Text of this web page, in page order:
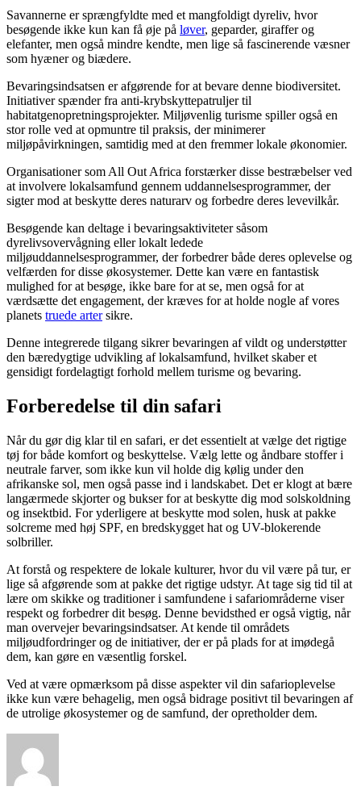
Savannerne er sprængfyldte med et mangfoldigt dyreliv, hvor
besøgende ikke kun kan få øje på løver, geparder, giraffer og
elefanter, men også mindre kendte, men lige så fascinerende væsner
som hyæner og biædere.
Bevaringsindsatsen er afgørende for at bevare denne biodiversitet.
Initiativer spænder fra anti-krybskyttepatruljer til
habitatgenopretningsprojekter. Miljøvenlig turisme spiller også en
stor rolle ved at opmuntre til praksis, der minimerer
miljøpåvirkningen, samtidig med at den fremmer lokale økonomier.
Organisationer som All Out Africa forstærker disse bestræbelser ved
at involvere lokalsamfund gennem uddannelsesprogrammer, der
sigter mod at beskytte deres naturarv og forbedre deres levevilkår.
Besøgende kan deltage i bevaringsaktiviteter såsom
dyrelivsovervågning eller lokalt ledede
miljøuddannelsesprogrammer, der forbedrer både deres oplevelse og
velfærden for disse økosystemer. Dette kan være en fantastisk
mulighed for at besøge, ikke bare for at se, men også for at
værdsætte det engagement, der kræves for at holde nogle af vores
planets truede artersikre.
Denne integrerede tilgang sikrer bevaringen af vildt og understøtter
den bæredygtige udvikling af lokalsamfund, hvilket skaber et
gensidigt fordelagtigt forhold mellem turisme og bevaring.
Forberedelse til din safari
Når du gør dig klar til en safari, er det essentielt at vælge det rigtige
tøj for både komfort og beskyttelse. Vælg lette og åndbare stoffer i
neutrale farver, som ikke kun vil holde dig kølig under den
afrikanske sol, men også passe ind i landskabet. Det er klogt at bære
langærmede skjorter og bukser for at beskytte dig mod solskoldning
og insektbid. For yderligere at beskytte mod solen, husk at pakke
solcreme med høj SPF, en bredskygget hat og UV-blokerende
solbriller.
At forstå og respektere de lokale kulturer, hvor du vil være på tur, er
lige så afgørende som at pakke det rigtige udstyr. At tage sig tid til at
lære om skikke og traditioner i samfundene i safariområderne viser
respekt og forbedrer dit besøg. Denne bevidsthed er også vigtig, når
man overvejer bevaringsindsatser. At kende til områdets
miljøudfordringer og de initiativer, der er på plads for at imødegå
dem, kan gøre en væsentlig forskel.
Ved at være opmærksom på disse aspekter vil din safarioplevelse
ikke kun være behagelig, men også bidrage positivt til bevaringen af
de utrolige økosystemer og de samfund, der opretholder dem.